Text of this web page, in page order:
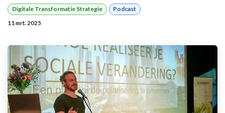
Digitale Transformatie Strategie Podcast
11 mrt. 2025